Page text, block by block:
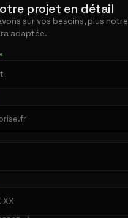
projet en détail
sur vos besoins, plus notre
adaptée.
*